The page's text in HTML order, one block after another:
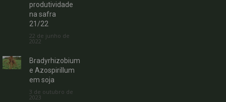
produtividade
na safra
21/22
22 de junho de
2022
Bradyrhizobium
e Azospirillum
em soja
3 de outubro de
2023